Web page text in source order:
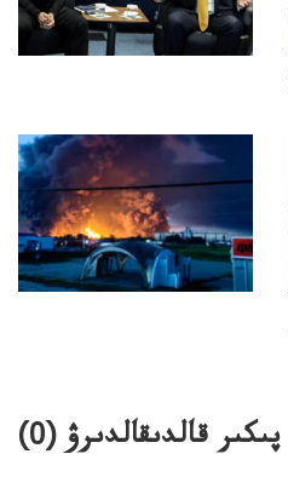
پىكىر قالدىقالدىرۋ (0
)